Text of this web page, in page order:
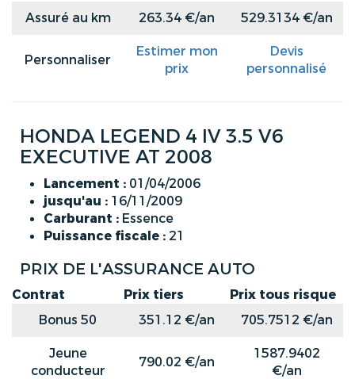
Assuré au km
263.34 €/an 529.3134 €/an
Personnaliser
Estimer mon
prix
Devis
personnalisé
HONDA LEGEND 4 IV 3.5 V6
EXECUTIVE AT 2008
Lancement : 01/04/2006
jusqu'au : 16/11/2009
Carburant : Essence
Puissance fiscale : 21
PRIX DE L'ASSURANCE AUTO
Contrat Prix tiers
Prix tous risque
Bonus 50
351.12 €/an
705.7512 €/an
Jeune
conducteur
790.02 €/an
1587.9402
€/an